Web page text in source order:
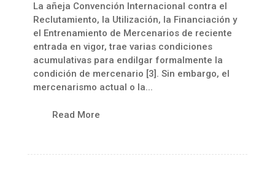
La añeja Convención Internacional contra el
Reclutamiento, la Utilización, la Financiación y
el Entrenamiento de Mercenarios de reciente
entrada en vigor, trae varias condiciones
acumulativas para endilgar formalmente la
condición de mercenario [3]. Sin embargo, el
mercenarismo actual o la...
Read More